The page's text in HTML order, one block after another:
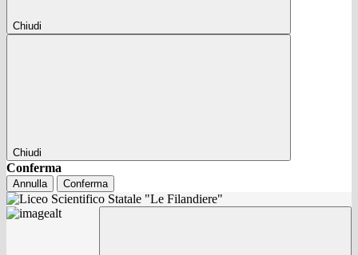
Chiudi
Chiudi
Conferma
Annulla Conferma